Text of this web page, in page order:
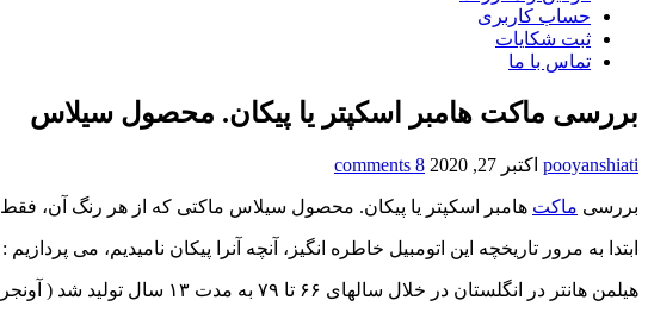
حساب کاربری
ثبت شکایات
تماس با ما
بررسی ماکت هامبر اسکپتر یا پیکان. محصول سیلاس
pooyanshiati اکتبر 27, 2020 8 comments
بررسی ماکت هامبر اسکپتر یا پیکان. محصول سیلاس ماکتی که از هر رنگ آن، فقط ۱۰۰ عدد تولید شد…
ابتدا به مرور تاریخچه این اتومبیل خاطره انگیز، آنچه آنرا پیکان نامیدیم، می پردازیم :
هیلمن هانتر در انگلستان در خلال سالهای ۶۶ تا ۷۹ به مدت ۱۳ سال تولید شد ( آونجر از سال ۷۰ تا ۸۱ تولید شد و نسل بعدی هانتر محسوب میشود )